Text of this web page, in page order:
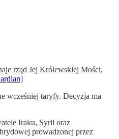
rząd Jej Królewskiej Mości,
wcześniej taryfy. Decyzja ma
Iraku, Syrii oraz
prowadzonej przez